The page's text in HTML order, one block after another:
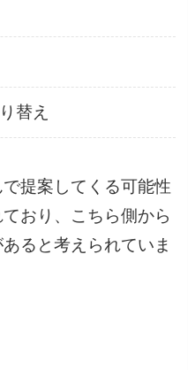
替え
提案してくる可能性
おり、こちら側から
ると考えられていま